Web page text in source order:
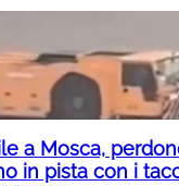
a Mosca,
in pista con i